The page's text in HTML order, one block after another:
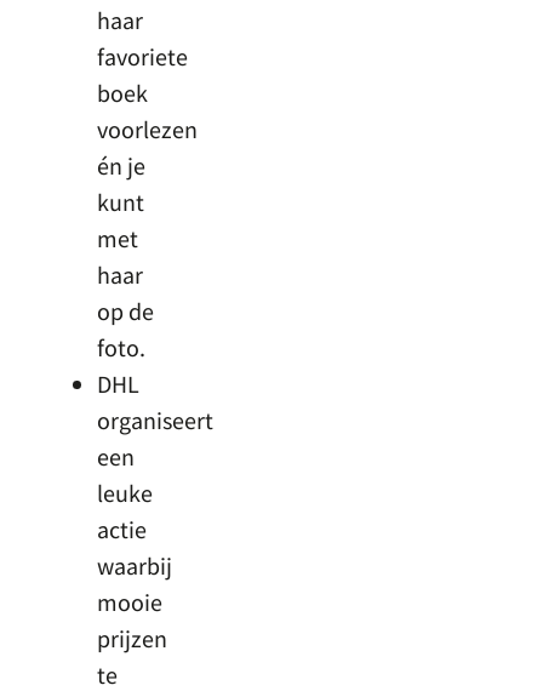
haar
favoriete
boek
voorlezen
én je
kunt
met
haar
op de
foto.
DHL
organiseert
een
leuke
actie
waarbij
mooie
prijzen
te